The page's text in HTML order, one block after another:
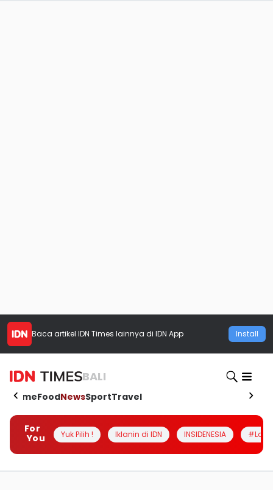
Baca artikel IDN Times lainnya di IDN App Install
BALI
HomeFoodNewsSportTravel
For
You
Yuk Pilih ! Iklanin di IDN INSIDENESIA